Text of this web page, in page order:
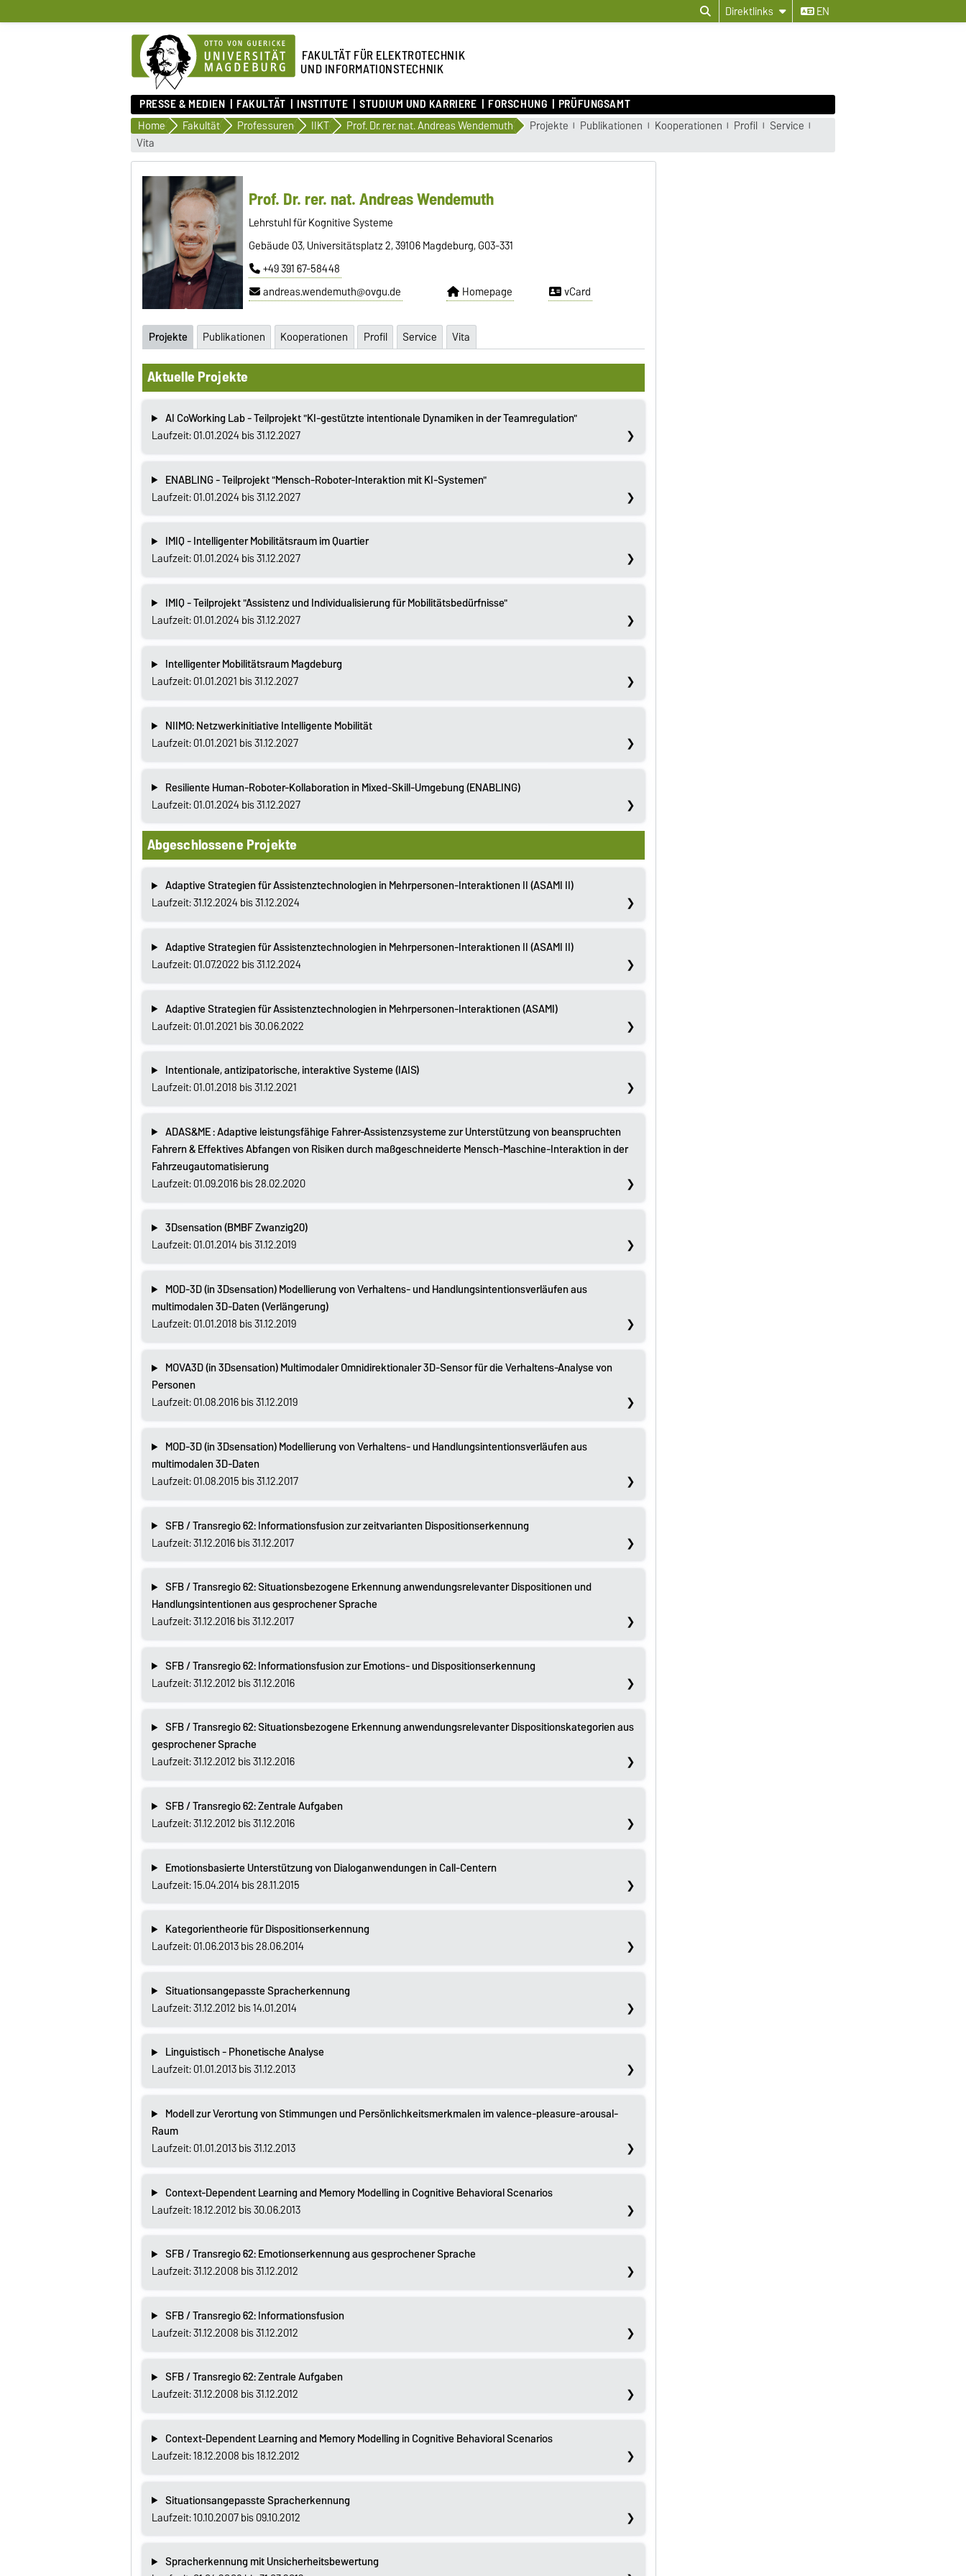
Direktlinks EN
FAKULTÄT FÜR ELEKTROTECHNIK
UND INFORMATIONSTECHNIK
PRESSE & MEDIEN FAKULTÄT INSTITUTE STUDIUM UND KARRIERE FORSCHUNG PRÜFUNGSAMT
Home Fakultät Professuren IIKT Prof. Dr. rer. nat. Andreas Wendemuth Projekte Publikationen Kooperationen Profil
Service
Vita
Prof. Dr. rer. nat. Andreas Wendemuth
Lehrstuhl für Kognitive Systeme
Gebäude 03, Universitätsplatz 2, 39106 Magdeburg, G03-331
+49 391 67-58448
andreas.wendemuth@ovgu.de
Homepage vCard
Projekte Publikationen Kooperationen Profil Service Vita
Aktuelle Projekte
AI CoWorking Lab - Teilprojekt "KI-gestützte intentionale Dynamiken in der Teamregulation"
Laufzeit: 01.01.2024 bis 31.12.2027
ENABLING - Teilprojekt "Mensch-Roboter-Interaktion mit KI-Systemen"
Laufzeit: 01.01.2024 bis 31.12.2027
IMIQ - Intelligenter Mobilitätsraum im Quartier
Laufzeit: 01.01.2024 bis 31.12.2027
IMIQ - Teilprojekt "Assistenz und Individualisierung für Mobilitätsbedürfnisse"
Laufzeit: 01.01.2024 bis 31.12.2027
Intelligenter Mobilitätsraum Magdeburg
Laufzeit: 01.01.2021 bis 31.12.2027
NIIMO: Netzwerkinitiative Intelligente Mobilität
Laufzeit: 01.01.2021 bis 31.12.2027
Resiliente Human-Roboter-Kollaboration in Mixed-Skill-Umgebung (ENABLING)
Laufzeit: 01.01.2024 bis 31.12.2027
Abgeschlossene Projekte
Adaptive Strategien für Assistenztechnologien in Mehrpersonen-Interaktionen II (ASAMI II)
Laufzeit: 31.12.2024 bis 31.12.2024
Adaptive Strategien für Assistenztechnologien in Mehrpersonen-Interaktionen II (ASAMI II)
Laufzeit: 01.07.2022 bis 31.12.2024
Adaptive Strategien für Assistenztechnologien in Mehrpersonen-Interaktionen (ASAMI)
Laufzeit: 01.01.2021 bis 30.06.2022
Intentionale, antizipatorische, interaktive Systeme (IAIS)
Laufzeit: 01.01.2018 bis 31.12.2021
ADAS&ME : Adaptive leistungsfähige Fahrer-Assistenzsysteme zur Unterstützung von beanspruchten
Fahrern & Effektives Abfangen von Risiken durch maßgeschneiderte Mensch-Maschine-Interaktion in der
Fahrzeugautomatisierung
Laufzeit: 01.09.2016 bis 28.02.2020
3Dsensation (BMBF Zwanzig20)
Laufzeit: 01.01.2014 bis 31.12.2019
MOD-3D (in 3Dsensation) Modellierung von Verhaltens- und Handlungsintentionsverläufen aus
multimodalen 3D-Daten (Verlängerung)
Laufzeit: 01.01.2018 bis 31.12.2019
MOVA3D (in 3Dsensation) Multimodaler Omnidirektionaler 3D-Sensor für die Verhaltens-Analyse von
Personen
Laufzeit: 01.08.2016 bis 31.12.2019
MOD-3D (in 3Dsensation) Modellierung von Verhaltens- und Handlungsintentionsverläufen aus
multimodalen 3D-Daten
Laufzeit: 01.08.2015 bis 31.12.2017
SFB / Transregio 62: Informationsfusion zur zeitvarianten Dispositionserkennung
Laufzeit: 31.12.2016 bis 31.12.2017
SFB / Transregio 62: Situationsbezogene Erkennung anwendungsrelevanter Dispositionen und
Handlungsintentionen aus gesprochener Sprache
Laufzeit: 31.12.2016 bis 31.12.2017
SFB / Transregio 62: Informationsfusion zur Emotions- und Dispositionserkennung
Laufzeit: 31.12.2012 bis 31.12.2016
SFB / Transregio 62: Situationsbezogene Erkennung anwendungsrelevanter Dispositionskategorien aus
gesprochener Sprache
Laufzeit: 31.12.2012 bis 31.12.2016
SFB / Transregio 62: Zentrale Aufgaben
Laufzeit: 31.12.2012 bis 31.12.2016
Emotionsbasierte Unterstützung von Dialoganwendungen in Call-Centern
Laufzeit: 15.04.2014 bis 28.11.2015
Kategorientheorie für Dispositionserkennung
Laufzeit: 01.06.2013 bis 28.06.2014
Situationsangepasste Spracherkennung
Laufzeit: 31.12.2012 bis 14.01.2014
Linguistisch - Phonetische Analyse
Laufzeit: 01.01.2013 bis 31.12.2013
Modell zur Verortung von Stimmungen und Persönlichkeitsmerkmalen im valence-pleasure-arousal-
Raum
Laufzeit: 01.01.2013 bis 31.12.2013
Context-Dependent Learning and Memory Modelling in Cognitive Behavioral Scenarios
Laufzeit: 18.12.2012 bis 30.06.2013
SFB / Transregio 62: Emotionserkennung aus gesprochener Sprache
Laufzeit: 31.12.2008 bis 31.12.2012
SFB / Transregio 62: Informationsfusion
Laufzeit: 31.12.2008 bis 31.12.2012
SFB / Transregio 62: Zentrale Aufgaben
Laufzeit: 31.12.2008 bis 31.12.2012
Context-Dependent Learning and Memory Modelling in Cognitive Behavioral Scenarios
Laufzeit: 18.12.2008 bis 18.12.2012
Situationsangepasste Spracherkennung
Laufzeit: 10.10.2007 bis 09.10.2012
Spracherkennung mit Unsicherheitsbewertung